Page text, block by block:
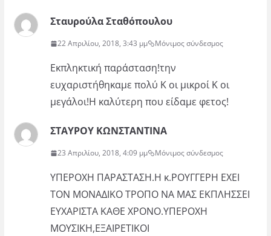
Σταυρούλα Σταθόπουλου
22 Απριλίου, 2018, 3:43 μμ Μόνιμος σύνδεσμος
Εκπληκτική παράσταση!την
ευχαριστήθηκαμε πολύ Κ οι μικροί Κ οι
μεγάλοι!Η καλύτερη που είδαμε φετος!
ΣΤΑΥΡΟΥ ΚΩΝΣΤΑΝΤΙΝΑ
23 Απριλίου, 2018, 4:09 μμ Μόνιμος σύνδεσμος
ΥΠΕΡΟΧΗ ΠΑΡΑΣΤΑΣΗ.Η κ.ΡΟΥΓΓΕΡΗ ΕΧΕΙ
ΤΟΝ ΜΟΝΑΔΙΚΟ ΤΡΟΠΟ ΝΑ ΜΑΣ ΕΚΠΛΗΣΣΕΙ
ΕΥΧΑΡΙΣΤΑ ΚΑΘΕ ΧΡΟΝΟ.ΥΠΕΡΟΧΗ
ΜΟΥΣΙΚΗ,ΕΞΑΙΡΕΤΙΚΟΙ